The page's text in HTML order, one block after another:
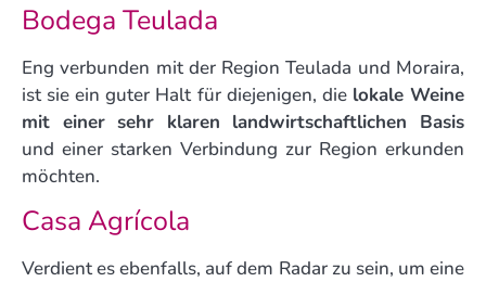
Bodega Teulada
Eng verbunden mit der Region Teulada und Moraira,
ist sie ein guter Halt für diejenigen, die lokale Weine
mit einer sehr klaren landwirtschaftlichen Basis
und einer starken Verbindung zur Region erkunden
möchten.
Casa Agrícola
Verdient es ebenfalls, auf dem Radar zu sein, um eine